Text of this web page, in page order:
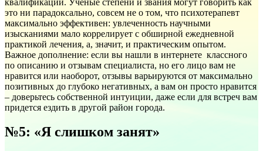
это ни парадоксально, совсем не о том, что психотерапевт
максимально эффективен: увлеченность научными
изысканиями мало коррелирует с обширной ежедневной
практикой лечения, а, значит, и практическим опытом.
Важное дополнение: если вы нашли в интернете классного
по описанию и отзывам специалиста, но его лицо вам не
нравится или наоборот, отзывы варьируются от максимально
позитивных до глубоко негативных, а вам он просто нравится
– доверьтесь собственной интуиции, даже если для встреч вам
придется ездить в другой район города.
№5: «Я слишком занят»